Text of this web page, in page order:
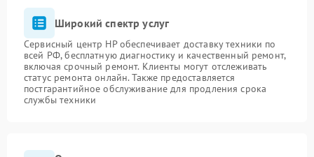
Широкий спектр услуг
Сервисный центр HP обеспечивает доставку техники по
всей РФ, бесплатную диагностику и качественный ремонт,
включая срочный ремонт. Клиенты могут отслеживать
статус ремонта онлайн. Также предоставляется
постгарантийное обслуживание для продления срока
службы техники